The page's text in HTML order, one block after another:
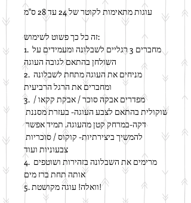
עוגות מתאימות לקוטר של 24 עד 28 ס"מ
זה כל כך פשוט לשימוש:
1. מחברים 3 רגליים לשבלונה ומעמידים על
השולחן בהתאם לגובה העוגה
2. מניחים את העוגה מתחת לשבלונה
ומחברים את הרגל הרביעית
3. מפדרים אבקה סוכר / אבקת קקאו /
דקה-במרחק קטן מהעוגה. תמיד אפשר
צבעוניות ועוד
4. מרימים את השבלונה בזהירות ושוטפים
אותה תחת ברז מים
5. וואלה! עוגה מקושטת!